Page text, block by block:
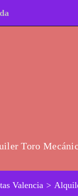
Toro
Valencia >